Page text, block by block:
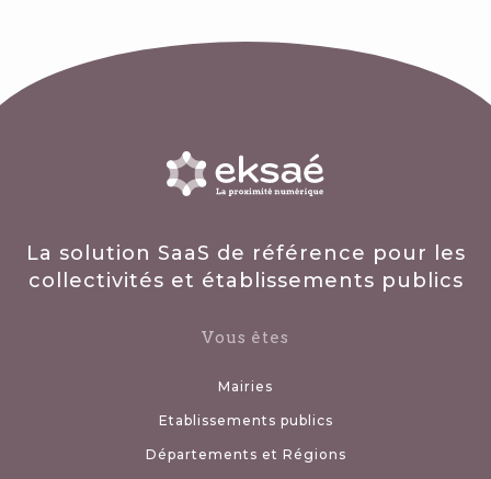
La solution SaaS de référence pour les
collectivités et établissements publics
Vous êtes
Mairies
Etablissements publics
Départements et Régions